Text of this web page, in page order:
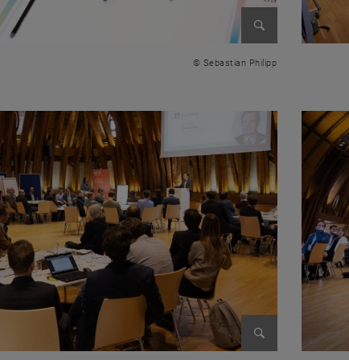
Bild vergrößern
© Sebastian Philipp